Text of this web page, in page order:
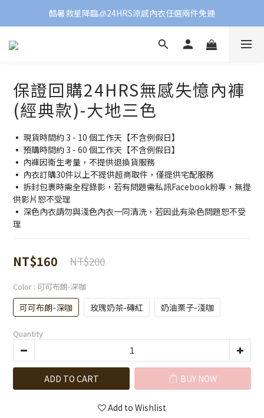
酷暑救星降臨🧊24HRS涼感內衣任選兩件免運
保證回購24HRS無感失憶內褲
(經典款)-大地三色
▪️ 現貨時間約 3 - 10 個工作天【不含例假日】
▪️ 預購時間約 3 - 60 個工作天【不含例假日】
▪️ 內褲因衛生考量，不提供退換貨服務
▪️ 內衣訂購30件以上不提供超商取件，僅提供宅配服務
▪️ 拆封包裹時需全程錄影，若有問題需私訊Facebook粉專，無提
供影片恕不受理
▪️ 深色內衣請勿與淺色內衣一同清洗，若因此有染色問題恕不受
理
NT$160 NT$200
Color : 可可布朗-深咖
可可布朗-深咖 玫瑰奶茶-磚紅 奶油栗子-淺咖
Quantity
ADD TO CART BUY NOW
Add to Wishlist